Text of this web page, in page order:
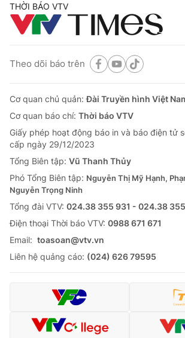
THỜI BÁO VTV
Theo dõi báo trên
Cơ quan chủ quản:Đài Truyền hình Việt
Cơ quan báo chí: Thời báo VTV
Giấy phép hoạt động báo in và báo điện tử
cấp ngày 29/12/2023
Tổng Biên tập: Vũ Thanh Thủy
Phó Tổng Biên tập: Nguyễn Thị Mỹ Hạnh,
Nguyễn Trọng Ninh
Tổng đài VTV: 024.38 355 931 - 024.38
Ðiện thoại Thời báo VTV: 0988 671 671
Email: toasoan@vtv.vn
Liên hệ quảng cáo: (024) 626 79595